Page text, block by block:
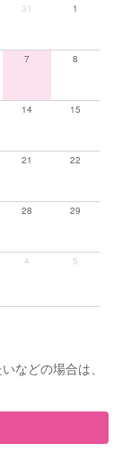
31 1
7 8
14 15
21 22
28 29
4 5
などの場合は、